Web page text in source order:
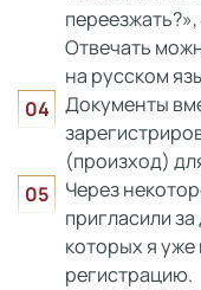
Отвечать
на русском
Документы
(произход)
Через
пригласили
которых я
регистрацию.